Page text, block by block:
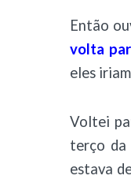
Então
volta
eles
Voltei
terço da
estava